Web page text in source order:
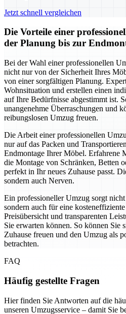
Jetzt schnell vergleichen
Die Vorteile einer
der Planung bis zur
Bei der Wahl einer professionellen
nicht nur von der Sicherheit Ihres
von einer sorgfältigen Planung.
Wohnsituation und erstellen einen
auf Ihre Bedürfnisse abgestimmt ist.
unangenehme Überraschungen und
reibungslosen Umzug freuen.
Die Arbeit einer professionellen
nur auf das Packen und
Endmontage Ihrer Möbel. Erfahrene
die Montage von Schränken, Betten
perfekt in Ihr neues Zuhause passt.
sondern auch Nerven.
Ein professioneller Umzug sorgt
sondern auch für eine
Preisübersicht und transparenten
Sie erwarten können. So können Sie
Zuhause freuen und den Umzug als
betrachten.
FAQ
Häufig gestellte Fragen
Hier finden Sie Antworten auf die
unseren Umzugsservice – damit Sie